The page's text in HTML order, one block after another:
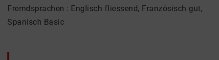
Fremdsprachen : Englisch fliessend, Französisch gut,
Spanisch Basic